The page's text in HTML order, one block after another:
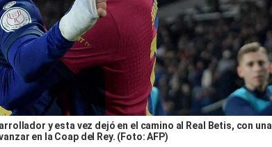
y esta vez dejó en el camino al Real Betis, con una
en la Coap del Rey. (Foto: AFP)